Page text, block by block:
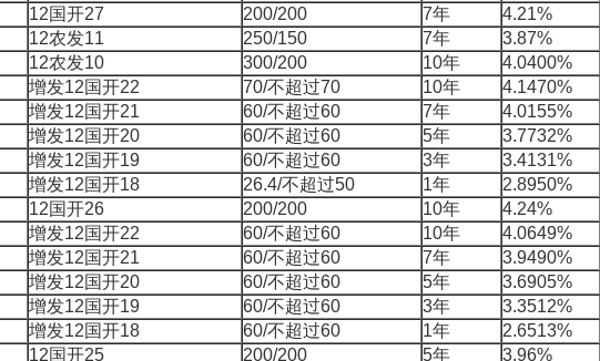
12国开27 200/200 7年 4.21%
12农发11 250/150 7年 3.87%
12农发10 300/200 10年 4.0400%
增发12国开22 70/不超过70 10年 4.1470%
增发12国开21 60/不超过60 7年 4.0155%
增发12国开20 60/不超过60 5年 3.7732%
增发12国开19 60/不超过60 3年 3.4131%
增发12国开18 26.4/不超过50 1年 2.8950%
12国开26 200/200 10年 4.24%
增发12国开22 60/不超过60 10年 4.0649%
增发12国开21 60/不超过60 7年 3.9490%
增发12国开20 60/不超过60 5年 3.6905%
增发12国开19 60/不超过60 3年 3.3512%
增发12国开18 60/不超过60 1年 2.6513%
12国开25 200/200 5年 3.96%